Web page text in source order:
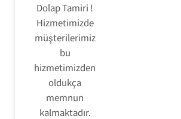
Dolap Tamiri !
Hizmetimizde
müşterilerimiz
bu
hizmetimizden
oldukça
memnun
kalmaktadır.